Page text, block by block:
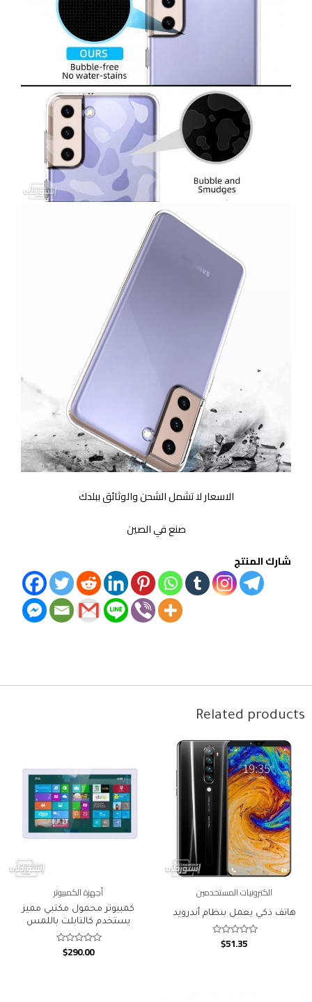
الاسعار لا تشمل الشحن والوثائق ببلدك
صنع في الصين
شارك المنتج
Related products
الكترونيات المستخدمين
هاتف ذكي يعمل بنظام أندرويد
Rated
$51.35
أجهزة الكمبيوتر
كمبيوتر محمول مكتبي مميز
يستخدم كالتابلت باللمس
Rated
$290.00